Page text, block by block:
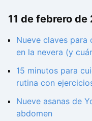
11 de febrero de
Nueve claves para
en la nevera (y
15 minutos para
rutina con
Nueve asanas de
abdomen